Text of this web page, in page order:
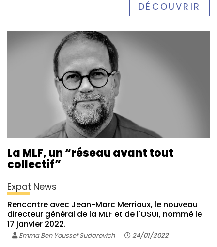
DÉCOUVRIR
La MLF, un “réseau avant tout
collectif”
Expat News
Rencontre avec Jean-Marc Merriaux, le nouveau
directeur général de la MLF et de l'OSUI, nommé le
17 janvier 2022.
Emma Ben Youssef Sudarovich 24/01/2022